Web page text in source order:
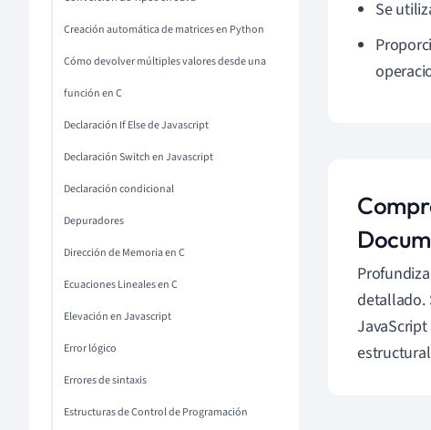
Creación automática de matrices en Python
Cómo devolver múltiples valores desde una
función en C
Declaración If Else de Javascript
Declaración Switch en Javascript
Declaración condicional
Depuradores
Dirección de Memoria en C
Ecuaciones Lineales en C
Elevación en Javascript
Error lógico
Errores de sintaxis
Estructuras de Control de Programación
Se
detallado.